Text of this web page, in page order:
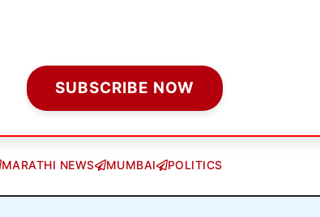
SUBSCRIBE NOW
MARATHI NEWS MUMBAI POLITICS